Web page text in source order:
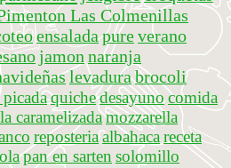
Las Colmenillas
ensalada pureverano
jamon naranja
levadurabrocoli
picadaquichedesayunocomida
caramelizadamozzarella
reposteria albahaca receta
pan en sarten solomillo